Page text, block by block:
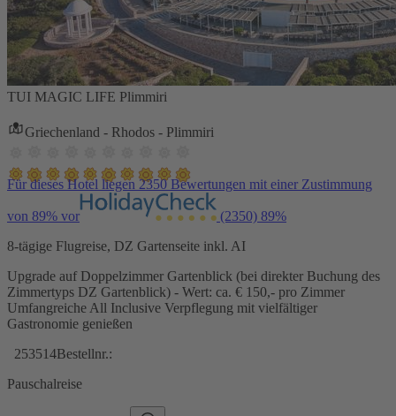
TUI MAGIC LIFE Plimmiri
Griechenland - Rhodos - Plimmiri
Für dieses Hotel liegen 2350 Bewertungen mit einer Zustimmung
von 89% vor (2350) 89%
8-tägige Flugreise, DZ Gartenseite inkl. AI
Upgrade auf Doppelzimmer Gartenblick (bei direkter Buchung des
Zimmertyps DZ Gartenblick) - Wert: ca. € 150,- pro Zimmer
Umfangreiche All Inclusive Verpflegung mit vielfältiger
Gastronomie genießen
253514Bestellnr.:
Pauschalreise